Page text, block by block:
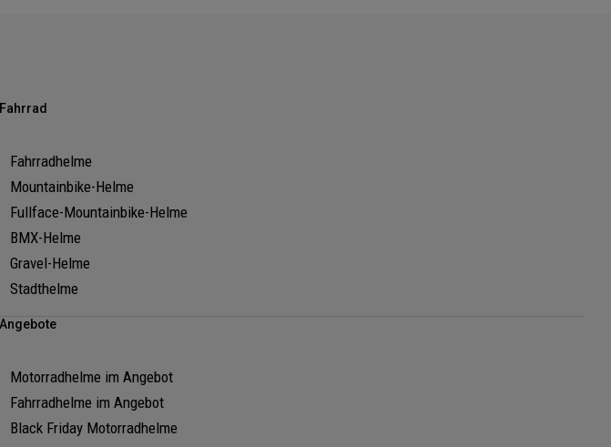
Fahrrad
Fahrradhelme
Mountainbike-Helme
Fullface-Mountainbike-Helme
BMX-Helme
Gravel-Helme
Stadthelme
Angebote
Motorradhelme im Angebot
Fahrradhelme im Angebot
Black Friday Motorradhelme